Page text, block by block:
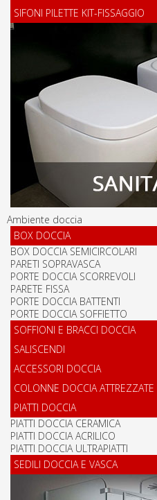
SIFONI PILETTE KIT-FISSAGGIO
Ambiente doccia
BOX DOCCIA
BOX DOCCIA SEMICIRCOLARI
PARETI SOPRAVASCA
PORTE DOCCIA SCORREVOLI
PARETE FISSA
PORTE DOCCIA BATTENTI
PORTE DOCCIA SOFFIETTO
SOFFIONI E BRACCI DOCCIA
SALISCENDI
ACCESSORI DOCCIA
COLONNE DOCCIA ATTREZZATE
PIATTI DOCCIA
PIATTI DOCCIA CERAMICA
PIATTI DOCCIA ACRILICO
PIATTI DOCCIA ULTRAPIATTI
SEDILI DOCCIA E VASCA